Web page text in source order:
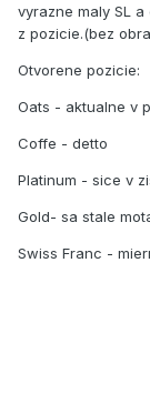
vyrazne maly SL
z pozicie.(bez
Otvorene pozicie:
Oats - aktualne v
Coffe - detto
Platinum - sice v
Gold- sa stale
Swiss Franc -